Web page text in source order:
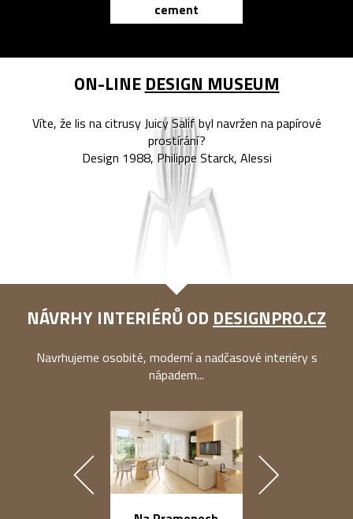
cement
ON-LINE DESIGN MUSEUM
Víte, že lis na citrusy Juicy Salif byl navržen na papírové
prostírání?
Design 1988, Philippe Starck, Alessi
NÁVRHY INTERIÉRŮ OD DESIGNPRO.CZ
Navrhujeme osobité, moderní a nadčasové interiéry s
nápadem...